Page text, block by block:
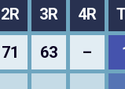
2R 3R 4R
71 63 –